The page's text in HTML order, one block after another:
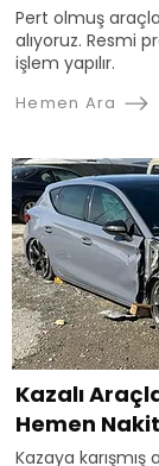
Pert olmuş
alıyoruz. Resmi
işlem yapılır.
Hemen Ara
Kazalı
Hemen
Kazaya karışmış